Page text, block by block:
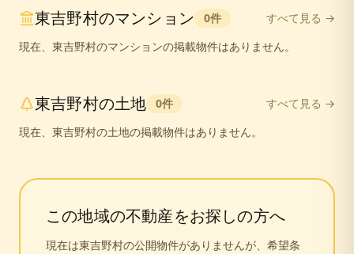
東吉野村のマンション 0件
すべて見る →
現在、 東吉野村のマンションの掲載物件はありません。
東吉野村の土地 0件
すべて見る →
現在、 東吉野村の土地の掲載物件はありません。
この地域の不動産をお探しの方へ
現在は東吉野村の公開物件がありませんが、希望条